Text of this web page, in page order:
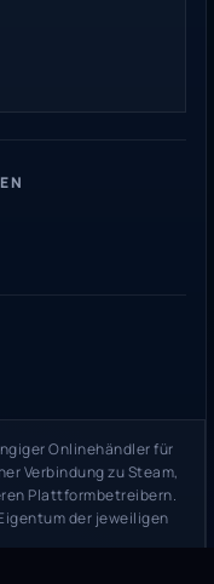
Onlinehändler für
Verbindung zu Steam,
Plattformbetreibern.
der jeweiligen